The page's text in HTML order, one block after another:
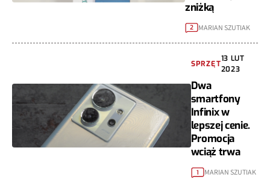
zniżką
2 MARIAN SZUTIAK
SPRZĘT
13 LUT
2023
Dwa
smartfony
Infinix w
lepszej cenie.
Promocja
wciąż trwa
1 MARIAN SZUTIAK